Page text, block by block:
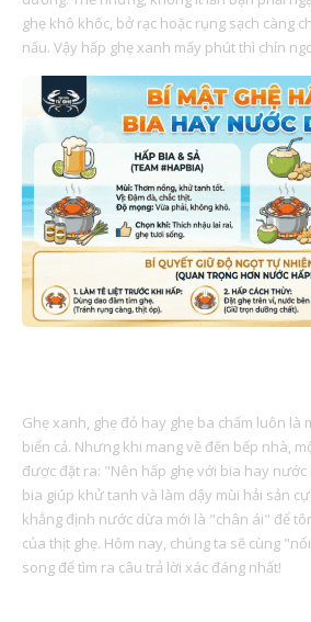
ghẹ khô khốc, bở rạc hoặc rụng sạch càng
nấu. Vậy hấp ghẹ xanh mấy phút thì chín
Ghẹ xanh, ghẹ đỏ hay ghẹ ba chấm luôn là
biển cả. Nhưng khi mang về đến bếp nhà,
được đặt ra: "Nên hấp ghẹ với bia hay
bia giúp khử tanh và làm dậy mùi hải sản
khẳng định nước dừa mới là "chân ái" để
của thịt ghẹ. Hôm nay, chúng ta sẽ cùng
song để tìm ra câu trả lời xác đáng nhất!